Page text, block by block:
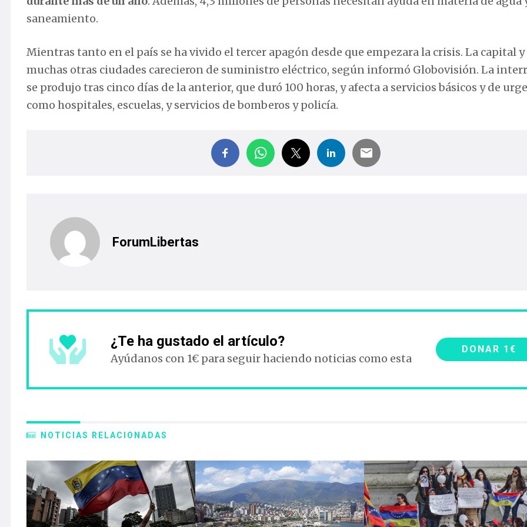
saneamiento.
Mientras tanto en el país se ha vivido el tercer apagón desde que empezara la crisis. La capital y
muchas otras ciudades carecieron de suministro eléctrico, según informó Globovisión. La
se produjo tras cinco días de la anterior, que duró 100 horas, y afecta a servicios básicos y de
como hospitales, escuelas, y servicios de bomberos y policía.
ForumLibertas
¿Te ha gustado el artículo?
Ayúdanos con 1€ para seguir haciendo noticias como esta
DONAR 1€
NOTICIAS RELACIONADAS